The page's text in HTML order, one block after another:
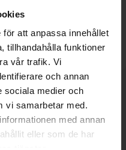
att anpassa innehållet
tillhandahålla funktioner
vår trafik. Vi
och annan
sociala medier och
vi samarbetar med.
med annan
eller som de har
trygg.